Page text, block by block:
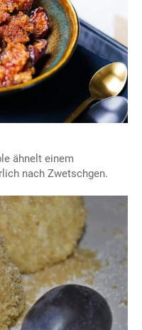
ähnelt einem
nach Zwetschgen.